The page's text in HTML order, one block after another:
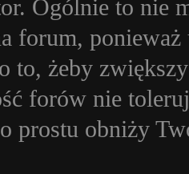
Ogólnie to nie
forum,
to, żeby
forów nie
prostu obniży